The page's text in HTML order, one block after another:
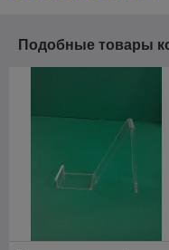
Подобные товары